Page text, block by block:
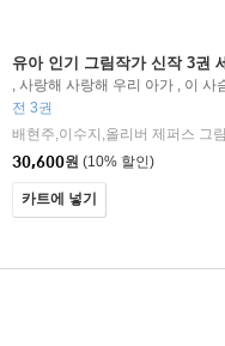
유아 인기 그림작가 신작 3권
, 사랑해 사랑해 우리 아가 , 이 사
전 3권
배현주,이수지,올리버 제퍼스 그
30,600원 (10% 할인)
카트에 넣기